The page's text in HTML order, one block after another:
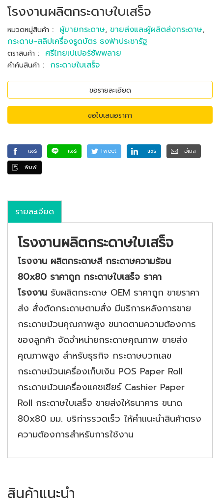
โรงงานผลิตกระดาษใบเสร็จ
หมวดหมู่สินค้า : ผู้ขายกระดาษ, ขายส่งและผู้ผลิตส่งกระดาษ,
กระดาษ-สลิปเครื่องรูดบัตร ธงฟ้าประชารัฐ
ตราสินค้า : ศรีไทยเปเปอร์ซัพพลาย
คำค้นสินค้า : กระดาษใบเสร็จ
ขอรายละเอียด
ขอใบเสนอราคา
แชร์ แชร์ Tweet แชร์
อีเมล
พิมพ์
รายละเอียด
โรงงานผลิตกระดาษใบเสร็จ
โรงงาน ผลิตกระดาษสี กระดาษความร้อน
80x80 ราคาถูก กระดาษใบเสร็จ ราคา
โรงงาน รับผลิตกระดาษ OEM ราคาถูก ขายราคา
ส่ง สั่งตัดกระดาษตามสั่ง มีบริการหลังการขาย
กระดาษม้วนคุณภาพสูง ขนาดตามความต้องการ
ของลูกค้า จัดจำหน่ายกระดาษคุณภาพ ขายส่ง
คุณภาพสูง สำหรับธุรกิจ กระดาษบวกเลข
กระดาษม้วนเครื่องเก็บเงิน POS Paper Roll
กระดาษม้วนเครื่องแคชเชียร์ Cashier Paper
Roll กระดาษใบเสร็จ ขายส่งให้ธนาคาร ขนาด
80x80 มม. บริก่ารรวดเร็ว ให้คำแนะนำสินค้าตรง
ความต้องการสำหรับการใช้งาน
สินค้าแนะนำ